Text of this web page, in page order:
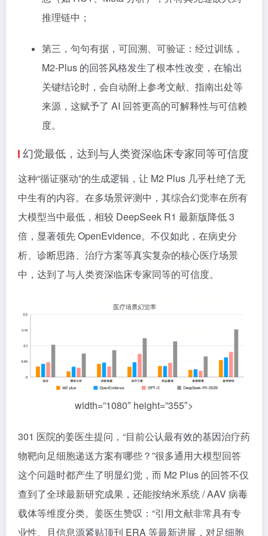
推理链中；
第三，句句有据，可回溯、可验证：经过训练，
M2-Plus 的回答风格发生了根本性改变，在输出
关键结论时，会自动附上参考文献、指南出处等
来源，这赋予了 AI 回答更高的可解释性与可信赖
度。
幻觉最低，达到与人类资深临床专家同等可信度
这种“循证驱动”的生成逻辑，让 M2 Plus 几乎杜绝了无
中生有的内容。在多场景评测中，其综合幻觉率在所有
大模型当中最低，相较 DeepSeek R1 最新版降低 3
倍，显著领先 OpenEvidence。不仅如此，在病史分
析、诊断思路、治疗方案等真实复杂的核心医疗场景
中，达到了与人类资深临床专家同等的可信度。
width=”1080″ height=”355″>
301 医院的姜医生提问，“目前公认最有效的基因治疗药
物靶向足细胞递送方案有哪些？”很多通用大模型回答
这个问题时都产生了明显幻觉，而 M2 Plus 的回答不仅
查到了全球最新研究成果，还能按纳米系统 / AAV 病毒
载体等维度分类。姜医生赞叹：“引用文献非常具有专
业性、且信息源紧贴顶刊 ERA 等最新进展，对足细胞